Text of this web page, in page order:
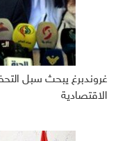
غروندبرغ يبحث سبل
الاقتصادية